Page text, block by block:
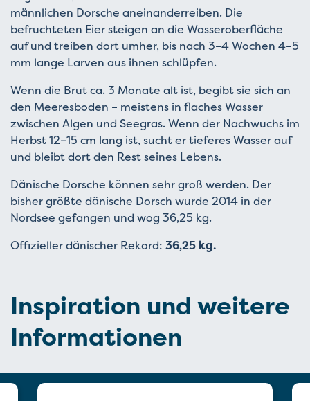
männlichen Dorsche aneinanderreiben. Die
befruchteten Eier steigen an die Wasseroberfläche
auf und treiben dort umher, bis nach 3–4 Wochen 4–5
mm lange Larven aus ihnen schlüpfen.
Wenn die Brut ca. 3 Monate alt ist, begibt sie sich an
den Meeresboden – meistens in flaches Wasser
zwischen Algen und Seegras. Wenn der Nachwuchs im
Herbst 12–15 cm lang ist, sucht er tieferes Wasser auf
und bleibt dort den Rest seines Lebens.
Dänische Dorsche können sehr groß werden. Der
bisher größte dänische Dorsch wurde 2014 in der
Nordsee gefangen und wog 36,25 kg.
Offizieller dänischer Rekord: 36,25 kg.
Inspiration und weitere
Infor­mationen